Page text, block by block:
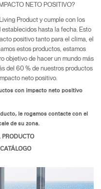
NETO POSITIVO?
Product y cumple con los
hasta la fecha. Esto
positivo tanto para el clima, el
estos productos, estamos
objetivo de hacer un mundo más
del 60 % de nuestros productos
neto positivo.
con impacto neto positivo
le rogamos contacte con el
de su zona.
PRODUCTO